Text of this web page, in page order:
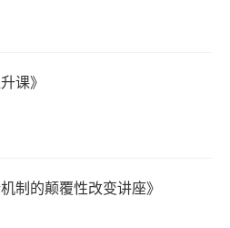
课》
制的颠覆性改变讲座》